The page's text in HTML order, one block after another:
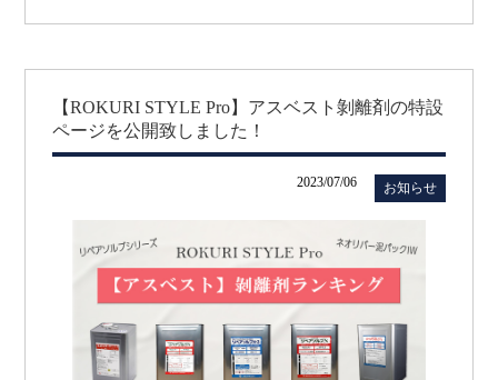
【ROKURI STYLE Pro】アスベスト剝離剤の特設
ページを公開致しました！
2023/07/06 お知らせ